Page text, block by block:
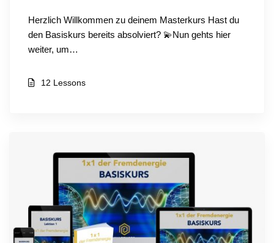
Herzlich Willkommen zu deinem Masterkurs Hast du
den Basiskurs bereits absolviert? 💫Nun gehts hier
weiter, um…
12 Lessons